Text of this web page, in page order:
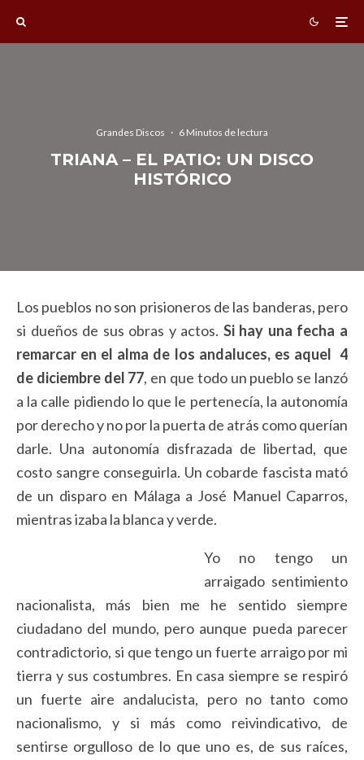
Grandes Discos · 6 Minutos de lectura
TRIANA – EL PATIO: UN DISCO
HISTÓRICO
Los pueblos no son prisioneros de las banderas, pero
si dueños de sus obras y actos. Si hay una fecha a
remarcar en el alma de los andaluces, es aquel 4
de diciembre del 77, en que todo un pueblo se lanzó
a la calle pidiendo lo que le pertenecía, la autonomía
por derecho y no por la puerta de atrás como querían
darle. Una autonomía disfrazada de libertad, que
costo sangre conseguirla. Un cobarde fascista mató
de un disparo en Málaga a José Manuel Caparros,
mientras izaba la blanca y verde.
Yo no tengo un
arraigado sentimiento
nacionalista, más bien me he sentido siempre
ciudadano del mundo, pero aunque pueda parecer
contradictorio, si que tengo un fuerte arraigo por mi
tierra y sus costumbres. En casa siempre se respiró
un fuerte aire andalucista, pero no tanto como
nacionalismo, y si más como reivindicativo, de
sentirse orgulloso de lo que uno es, de sus raíces,